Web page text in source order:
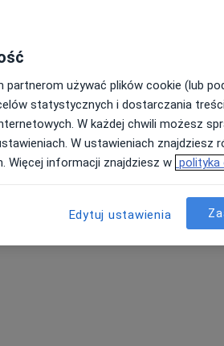
Jutro
7 Sie
Sob,
8 Sie
Ndz,
9 Sie
używać plików cookie (lub
statystycznych i dostarczania
W każdej chwili możesz
W ustawieniach znajdziesz
Więcej informacji znajdziesz w polityka
Edytuj ustawienia